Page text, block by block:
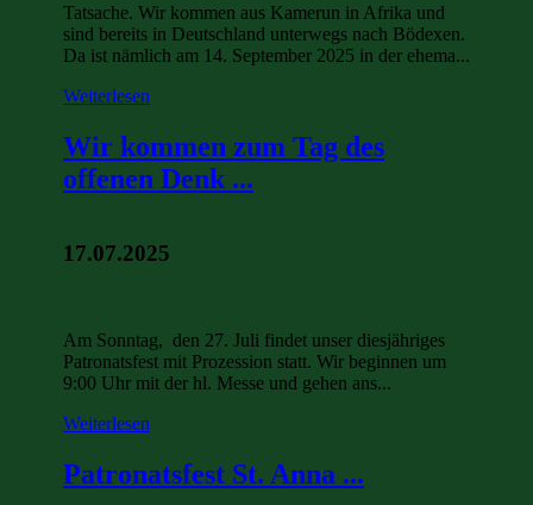
Tatsache. Wir kommen aus Kamerun in Afrika und
sind bereits in Deutschland unterwegs nach Bödexen.
Da ist nämlich am 14. September 2025 in der ehema...
Weiterlesen
Wir kommen zum Tag des
offenen Denk ...
17.07.2025
Am Sonntag, den 27. Juli findet unser diesjähriges
Patronatsfest mit Prozession statt. Wir beginnen um
9:00 Uhr mit der hl. Messe und gehen ans...
Weiterlesen
Patronatsfest St. Anna ...